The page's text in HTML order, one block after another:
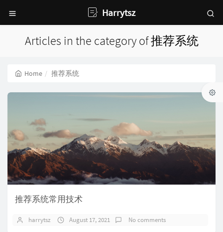
Harrytsz
Articles in the category of 推荐系统
Home 推荐系统
推荐系统常用技术
harrytsz August 17, 2021 No comments